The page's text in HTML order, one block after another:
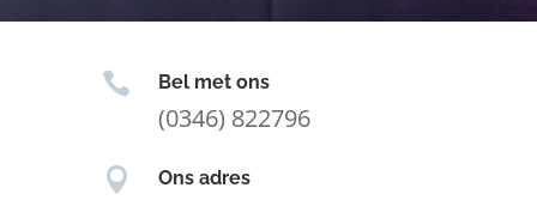
 Bel met ons
(0346) 822796
 Ons adres